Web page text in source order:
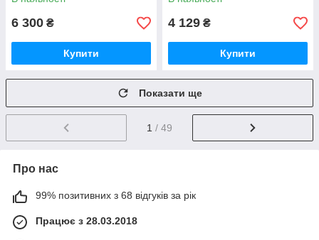
6 300 ₴
Купити
4 129 ₴
Купити
Показати ще
1 / 49
Про нас
99% позитивних з 68 відгуків за рік
Працює з 28.03.2018